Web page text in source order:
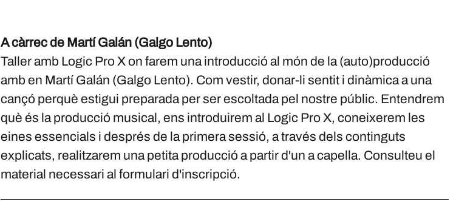
A càrrec de Martí Galán (Galgo Lento)
Taller amb Logic Pro X on farem una introducció al món de la (auto)producció
amb en Martí Galán (Galgo Lento). Com vestir, donar-li sentit i dinàmica a una
cançó perquè estigui preparada per ser escoltada pel nostre públic. Entendrem
què és la producció musical, ens introduirem al Logic Pro X, coneixerem les
eines essencials i després de la primera sessió, a través dels continguts
explicats, realitzarem una petita producció a partir d'un a capella. Consulteu el
material necessari al formulari d'inscripció.